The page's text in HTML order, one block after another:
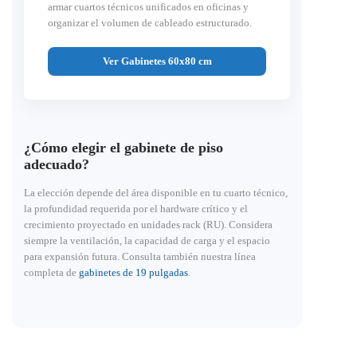
armar cuartos técnicos unificados en oficinas y
organizar el volumen de cableado estructurado.
Ver Gabinetes 60x80 cm
¿Cómo elegir el gabinete de piso
adecuado?
La elección depende del área disponible en tu cuarto técnico,
la profundidad requerida por el hardware crítico y el
crecimiento proyectado en unidades rack (RU). Considera
siempre la ventilación, la capacidad de carga y el espacio
para expansión futura. Consulta también nuestra línea
completa de gabinetes de 19 pulgadas